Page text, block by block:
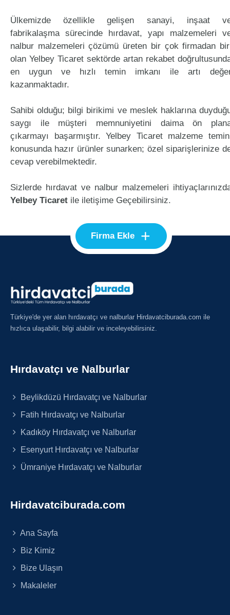
Ülkemizde özellikle gelişen sanayi, inşaat
fabrikalaşma sürecinde hırdavat, yapı malzemeleri
nalbur malzemeleri çözümü üreten bir çok firmadan
olan Yelbey Ticaret sektörde artan rekabet
en uygun ve hızlı temin imkanı ile artı
kazanmaktadır.
Sahibi olduğu; bilgi birikimi ve meslek haklarına
saygı ile müşteri memnuniyetini daima ön
çıkarmayı başarmıştır. Yelbey Ticaret malzeme
konusunda hazır ürünler sunarken; özel siparişlerinize
cevap verebilmektedir.
Sizlerde hırdavat ve nalbur malzemeleri
Yelbey Ticaret ile iletişime Geçebilirsiniz.
Firma Ekle +
Türkiye'de yer alan hırdavatçı ve nalburlar Hirdavatciburada.com ile
hızlıca ulaşabilir, bilgi alabilir ve inceleyebilirsiniz.
Hırdavatçı ve Nalburlar
Beylikdüzü Hırdavatçı ve Nalburlar
Fatih Hırdavatçı ve Nalburlar
Kadıköy Hırdavatçı ve Nalburlar
Esenyurt Hırdavatçı ve Nalburlar
Ümraniye Hırdavatçı ve Nalburlar
Hirdavatciburada.com
Ana Sayfa
Biz Kimiz
Bize Ulaşın
Makaleler